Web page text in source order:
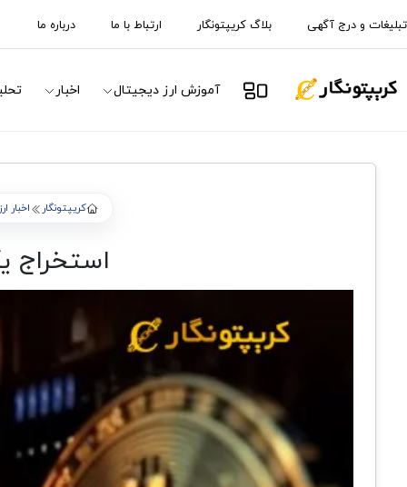
تبلیغات و درج آگهی بلاگ کریپتونگار ارتباط با ما درباره ما
آموزش ارز دیجیتال اخبار
کریپتونگار اخبار
استخراج